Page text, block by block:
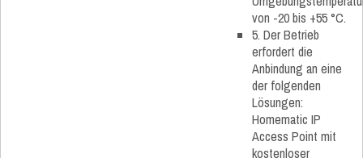
von -20 bis +55 °C.
5. Der Betrieb
erfordert die
Anbindung an eine
der folgenden
Lösungen:
Homematic IP
Access Point mit
kostenloser